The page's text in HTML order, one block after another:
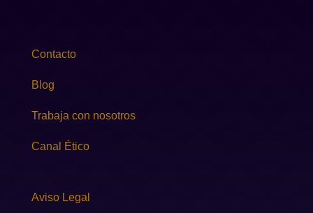
Contacto
Blog
Trabaja con nosotros
Canal Ético
Aviso Legal